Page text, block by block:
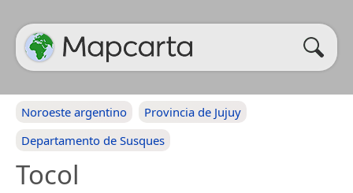
Noroeste argentino
Provincia de Jujuy
Departamento de Susques
Tocol